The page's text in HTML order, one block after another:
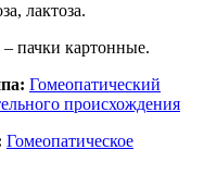
лактоза.
пачки картонные.
Гомеопатический
происхождения
Гомеопатическое